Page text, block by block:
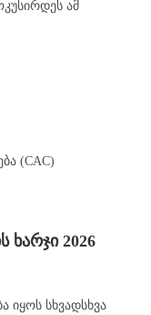
ამ
(CAC)
ხარჯი 2026
იყოს სხვადსხვა